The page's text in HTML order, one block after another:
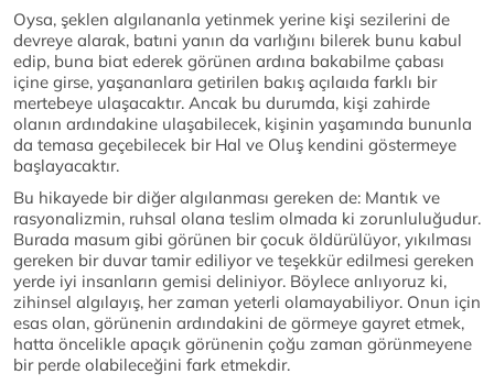
Oysa, şeklen algılananla yetinmek yerine kişi sezilerini de
devreye alarak, batıni yanın da varlığını bilerek bunu kabul
edip, buna biat ederek görünen ardına bakabilme çabası
içine girse, yaşananlara getirilen bakış açılaıda farklı bir
mertebeye ulaşacaktır. Ancak bu durumda, kişi zahirde
olanın ardındakine ulaşabilecek, kişinin yaşamında bununla
da temasa geçebilecek bir Hal ve Oluş kendini göstermeye
başlayacaktır.
Bu hikayede bir diğer algılanması gereken de: Mantık ve
rasyonalizmin, ruhsal olana teslim olmada ki zorunluluğudur.
Burada masum gibi görünen bir çocuk öldürülüyor, yıkılması
gereken bir duvar tamir ediliyor ve teşekkür edilmesi gereken
yerde iyi insanların gemisi deliniyor. Böylece anlıyoruz ki,
zihinsel algılayış, her zaman yeterli olamayabiliyor. Onun için
esas olan, görünenin ardındakini de görmeye gayret etmek,
hatta öncelikle apaçık görünenin çoğu zaman görünmeyene
bir perde olabileceğini fark etmekdir.